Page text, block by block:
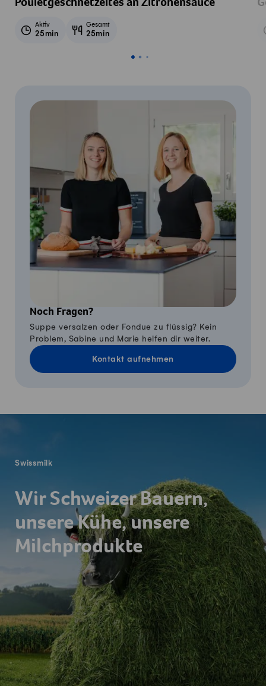
Pouletgeschnetzeltes an Zitronensauce
Aktiv
25min
Gesamt
25min
Noch Fragen?
Suppe versalzen oder Fondue zu flüssig? Kein
Problem, Sabine und Marie helfen dir weiter.
Kontakt aufnehmen
Swissmilk
Wir Schweizer Bauern,
unsere Kühe, unsere
Milchprodukte